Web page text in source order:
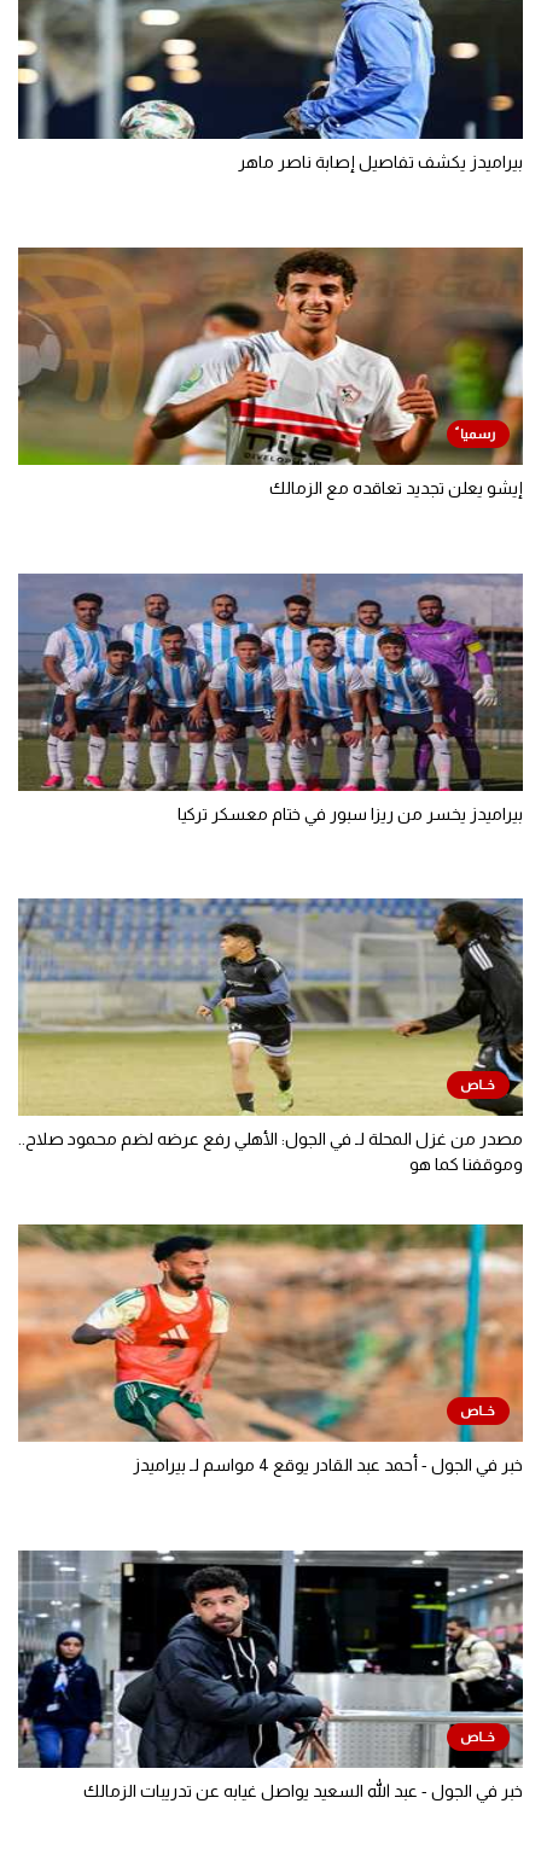
بيراميدز يكشف تفاصيل إصابة ناصر ماهر
إيشو يعلن تجديد تعاقده مع الزمالك
بيراميدز يخسر من ريزا سبور في ختام معسكر تركيا
مصدر من غزل المحلة لـ في الجول: الأهلي رفع عرضه لضم محمود صلاح..
وموقفنا كما هو
خبر في الجول - أحمد عبد القادر يوقع 4 مواسم لـ بيراميدز
خبر في الجول - عبد الله السعيد يواصل غيابه عن تدريبات الزمالك